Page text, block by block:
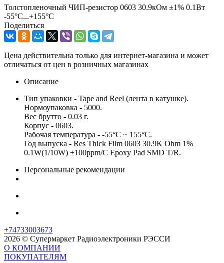
Толстопленочный ЧИП-резистор 0603 30.9кОм ±1% 0.1Вт
-55°С...+155°С
Поделиться
Цена действительна только для интернет-магазина и может
отличаться от цен в розничных магазинах
Описание
Тип упаковки - Tape and Reel (лента в катушке).
Нормоупаковка - 5000.
Вес брутто - 0.03 г.
Корпус - 0603.
Рабочая температура - -55°C ~ 155°C.
Год выпуска - Res Thick Film 0603 30.9K Ohm 1%
0.1W(1/10W) ±100ppm/C Epoxy Pad SMD T/R.
Персональные рекомендации
+74733003673
2026 © Супермаркет Радиоэлектроники РЭССИ
О КОМПАНИИ
ПОКУПАТЕЛЯМ